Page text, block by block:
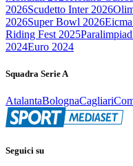
2026Scudetto Inter 2026
2026Super Bowl 2026
Riding Fest 2025
2024Euro 2024
Squadra Serie A
AtalantaBolognaCagliari
Seguici su